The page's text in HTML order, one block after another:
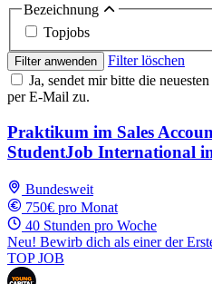
Bezeichnung
Topjobs
Filter anwenden
Filter löschen
Ja, sendet mir bitte die
per E-Mail zu.
Praktikum im Sales
StudentJob International
Bundesweit
750€ pro Monat
40 Stunden pro Woche
Neu! Bewirb dich als einer der
TOP JOB